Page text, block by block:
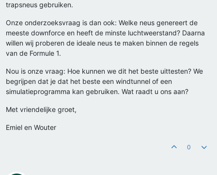
trapsneus gebruiken.
Onze onderzoeksvraag is dan ook: Welke neus genereert de
meeste downforce en heeft de minste luchtweerstand? Daarna
willen wij proberen de ideale neus te maken binnen de regels
van de Formule 1.
Nou is onze vraag: Hoe kunnen we dit het beste uittesten? We
begrijpen dat je dat het beste een windtunnel of een
simulatieprogramma kan gebruiken. Wat raadt u ons aan?
Met vriendelijke groet,
Emiel en Wouter
0